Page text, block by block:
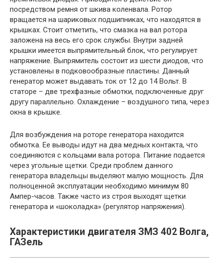
посредством ремня от шкива коленвала. Ротор
вращается на шариковых подшипниках, что находятся в
крышках. Стоит отметить, что смазка на вал ротора
заложена на весь его срок службы. Внутри задней
крышки имеется выпрямительный блок, что регулирует
напряжение. Выпрямитель состоит из шести диодов, что
установлены в подковообразные пластины. Данный
генератор может выдавать ток от 12 до 14 Вольт. В
статоре – две трехфазные обмотки, подключенные друг
другу параллельно. Охлаждение – воздушного типа, через
окна в крышке.
Для возбуждения на роторе генератора находится
обмотка. Ее выводы идут на два медных контакта, что
соединяются с кольцами вала ротора. Питание подается
через угольные щетки. Среди проблем данного
генератора владельцы выделяют малую мощность. Для
полноценной эксплуатации необходимо минимум 80
Ампер-часов. Также часто из строя выходят щетки
генератора и «шоколадка» (регулятор напряжения).
Характеристики двигателя ЗМЗ 402 Волга,
ГАЗель